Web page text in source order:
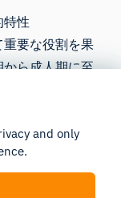
性
要な役割を果
ら成人期に至
ソンの心理社
機能がどのよ
る葛藤が将来
概説しています
and only